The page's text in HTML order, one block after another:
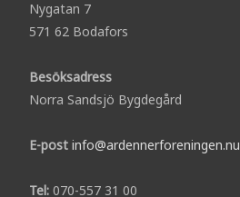
Nygatan 7
571 62 Bodafors
Besöksadress
Norra Sandsjö Bygdegård
E-post info@ardennerforeningen.nu
Tel: 070-557 31 00